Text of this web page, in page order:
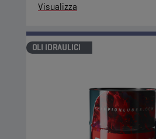
Visualizza
OLI IDRAULICI